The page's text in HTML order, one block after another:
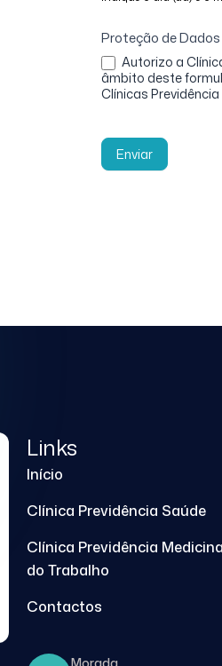
Proteção de
Autorizo a
âmbito deste
Clínicas
Enviar
Links
Início
Clínica Previdência Saúde
Clínica Previdência Medicina
do Trabalho
Contactos